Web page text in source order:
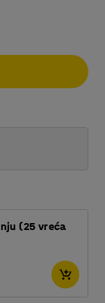
(25 vreća